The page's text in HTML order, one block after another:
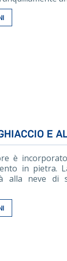
E
è
in pietra.
alla neve di